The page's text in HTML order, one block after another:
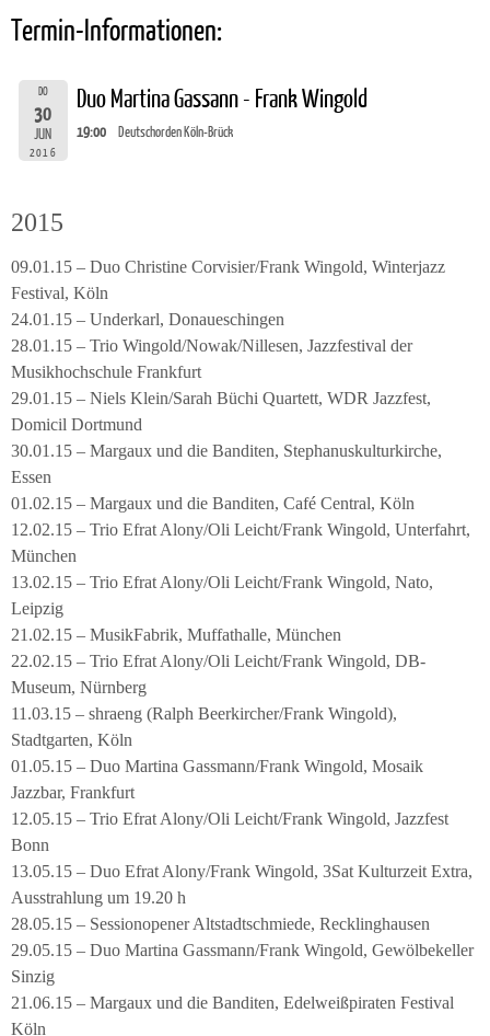
Termin-Informationen:
DO
30
JUN
2016
Duo Martina Gassann - Frank Wingold
19:00 Deutschorden Köln-Brück
2015
09.01.15 – Duo Christine Corvisier/Frank Wingold, Winterjazz
Festival, Köln
24.01.15 – Underkarl, Donaueschingen
28.01.15 – Trio Wingold/Nowak/Nillesen, Jazzfestival der
Musikhochschule Frankfurt
29.01.15 – Niels Klein/Sarah Büchi Quartett, WDR Jazzfest,
Domicil Dortmund
30.01.15 – Margaux und die Banditen, Stephanuskulturkirche,
Essen
01.02.15 – Margaux und die Banditen, Café Central, Köln
12.02.15 – Trio Efrat Alony/Oli Leicht/Frank Wingold, Unterfahrt,
München
13.02.15 – Trio Efrat Alony/Oli Leicht/Frank Wingold, Nato,
Leipzig
21.02.15 – MusikFabrik, Muffathalle, München
22.02.15 – Trio Efrat Alony/Oli Leicht/Frank Wingold, DB-
Museum, Nürnberg
11.03.15 – shraeng (Ralph Beerkircher/Frank Wingold),
Stadtgarten, Köln
01.05.15 – Duo Martina Gassmann/Frank Wingold, Mosaik
Jazzbar, Frankfurt
12.05.15 – Trio Efrat Alony/Oli Leicht/Frank Wingold, Jazzfest
Bonn
13.05.15 – Duo Efrat Alony/Frank Wingold, 3Sat Kulturzeit Extra,
Ausstrahlung um 19.20 h
28.05.15 – Sessionopener Altstadtschmiede, Recklinghausen
29.05.15 – Duo Martina Gassmann/Frank Wingold, Gewölbekeller
Sinzig
21.06.15 – Margaux und die Banditen, Edelweißpiraten Festival
Köln